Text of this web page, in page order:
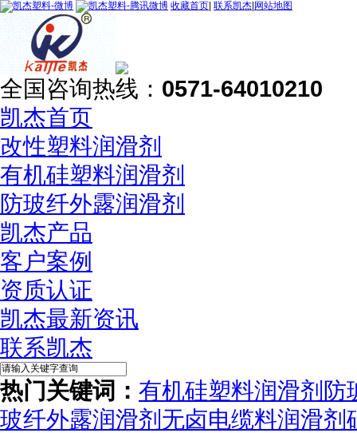
收藏首页 联系凯杰 网站地图
全国咨询热线： 0571-64010210
凯杰首页
改性塑料润滑剂
有机硅塑料润滑剂
防玻纤外露润滑剂
凯杰产品
客户案例
资质认证
凯杰最新资讯
联系凯杰
热门关键词： 有机硅塑料润滑剂 防
玻纤外露润滑剂 无卤电缆料润滑剂